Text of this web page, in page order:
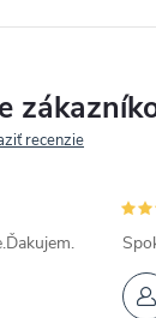
recenzie